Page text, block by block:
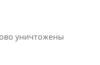
уничтожены